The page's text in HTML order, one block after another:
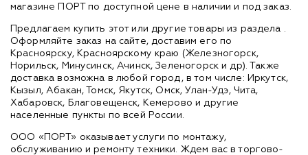
магазине ПОРТ по доступной цене в наличии и под заказ.
Предлагаем купить этот или другие товары из раздела .
Оформляйте заказ на сайте, доставим его по
Красноярску, Красноярскому краю (Железногорск,
Норильск, Минусинск, Ачинск, Зеленогорск и др). Также
доставка возможна в любой город, в том числе: Иркутск,
Кызыл, Абакан, Томск, Якутск, Омск, Улан-Удэ, Чита,
Хабаровск, Благовещенск, Кемерово и другие
населенные пункты по всей России.
ООО «ПОРТ» оказывает услуги по монтажу,
обслуживанию и ремонту техники. Ждем вас в торгово-